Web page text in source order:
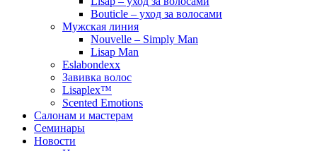
Bouticle – уход за волосами
Мужская линия
Nouvelle – Simply Man
Lisap Man
Eslabondexx
Завивка волос
Lisaplex™
Scented Emotions
Салонам и мастерам
Семинары
Новости